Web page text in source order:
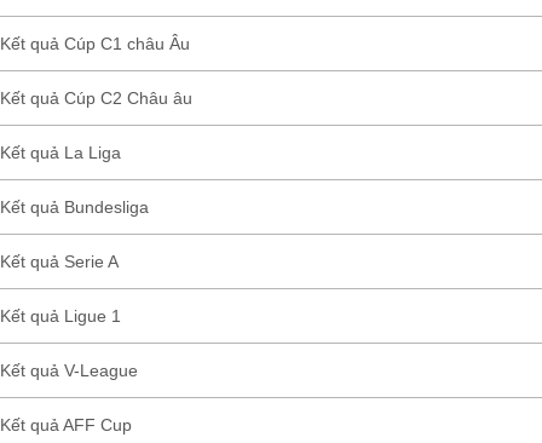
Kết quả Cúp C1 châu Âu
Kết quả Cúp C2 Châu âu
Kết quả La Liga
Kết quả Bundesliga
Kết quả Serie A
Kết quả Ligue 1
Kết quả V-League
Kết quả AFF Cup